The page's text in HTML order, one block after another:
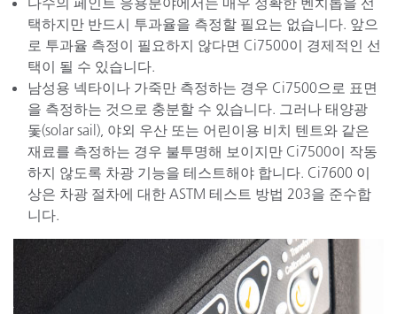
택하지만 반드시 투과율을 측정할 필요는 없습니다. 앞으
로 투과율 측정이 필요하지 않다면 Ci7500이 경제적인 선
택이 될 수 있습니다.
남성용 넥타이나 가죽만 측정하는 경우 Ci7500으로 표면
을 측정하는 것으로 충분할 수 있습니다. 그러나 태양광
돛(solar sail), 야외 우산 또는 어린이용 비치 텐트와 같은
재료를 측정하는 경우 불투명해 보이지만 Ci7500이 작동
하지 않도록 차광 기능을 테스트해야 합니다. Ci7600 이
상은 차광 절차에 대한 ASTM 테스트 방법 203을 준수합
니다.